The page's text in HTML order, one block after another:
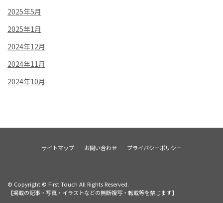
2025年5月
2025年1月
2024年12月
2024年11月
2024年10月
サイトマップ お問い合わせ プライバシーポリシー
© Copyright © First Touch All Rights Reserved.
【掲載の記事・写真・イラストなどの無断複写・転載等を禁じます】